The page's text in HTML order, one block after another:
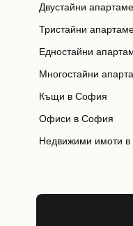
Двустайни
Тристайни
Едностайни
Многостайни
Къщи в София
Офиси в София
Недвижими имоти